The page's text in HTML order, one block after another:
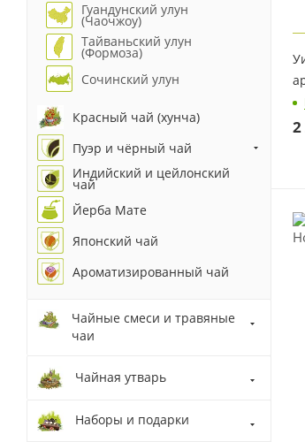
2
Гуандунский улун
(Чаочжоу)
Тайваньский улун
(Формоза)
Сочинский улун
Красный чай (хунча)
Пуэр и чёрный чай
Индийский и цейлонский
чай
Йерба Мате
Японский чай
Ароматизированный чай
Чайные смеси и травяные
чаи
Чайная утварь
Наборы и подарки